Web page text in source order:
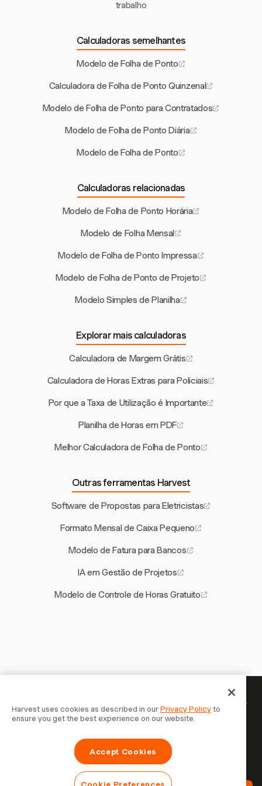
trabalho
Calculadoras semelhantes
Modelo de Folha de Ponto
Calculadora de Folha de Ponto Quinzenal
Modelo de Folha de Ponto para Contratados
Modelo de Folha de Ponto Diária
Modelo de Folha de Ponto
Calculadoras relacionadas
Modelo de Folha de Ponto Horária
Modelo de Folha Mensal
Modelo de Folha de Ponto Impressa
Modelo de Folha de Ponto de Projeto
Modelo Simples de Planilha
Explorar mais calculadoras
Calculadora de Margem Grátis
Calculadora de Horas Extras para Policiais
Por que a Taxa de Utilização é Importante
Planilha de Horas em PDF
Melhor Calculadora de Folha de Ponto
Outras ferramentas Harvest
Software de Propostas para Eletricistas
Formato Mensal de Caixa Pequeno
Modelo de Fatura para Bancos
IA em Gestão de Projetos
Modelo de Controle de Horas Gratuito
Seu tempo merece ser registrado —
comece agora
Junte-se a mais de 70.000 empresas que controlam o
tempo, faturam clientes e recebem mais rápido com
Harvest uses cookies as described in ourPrivacy Policyto
ensure you get the best experience on our website.
Accept Cookies